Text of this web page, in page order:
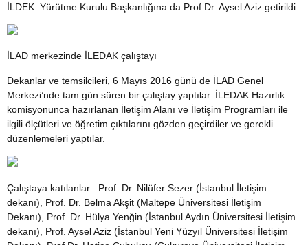
İLDEK Yürütme Kurulu Başkanlığına da Prof.Dr. Aysel Aziz getirildi.
İLAD merkezinde İLEDAK çalıştayı
Dekanlar ve temsilcileri, 6 Mayıs 2016 günü de İLAD Genel
Merkezi’nde tam gün süren bir çalıştay yaptılar. İLEDAK Hazırlık
komisyonunca hazırlanan İletişim Alanı ve İletişim Programları ile
ilgili ölçütleri ve öğretim çıktılarını gözden geçirdiler ve gerekli
düzenlemeleri yaptılar.
Çalıştaya katılanlar: Prof. Dr. Nilüfer Sezer (İstanbul İletişim
dekanı),
Prof. Dr. Belma Akşit (Maltepe Üniversitesi İletişim
Dekanı), Prof. Dr. Hülya Yenğin (İstanbul Aydın Üniversitesi İletişim
dekanı), Prof. Aysel Aziz (İstanbul Yeni Yüzyıl Üniversitesi İletişim